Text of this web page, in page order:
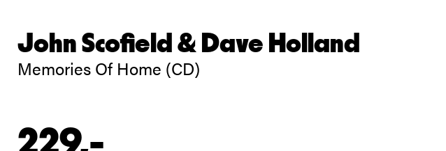
John Scofield & Dave Holland
Memories Of Home (CD)